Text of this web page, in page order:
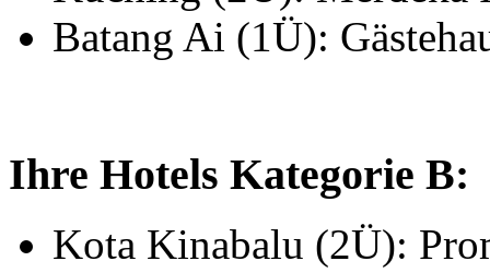
Batang Ai (1Ü):
Ihre Hotels Kategorie B:
Kota Kinabalu (2Ü):